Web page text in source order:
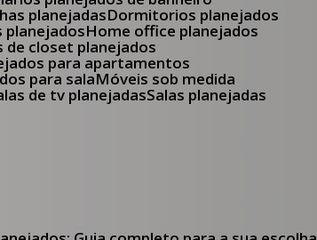
planejadas Dormitorios planejados
planejados Home office planejados
de closet planejados
para apartamentos
para sala Móveis sob medida
de tv planejadas Salas planejadas